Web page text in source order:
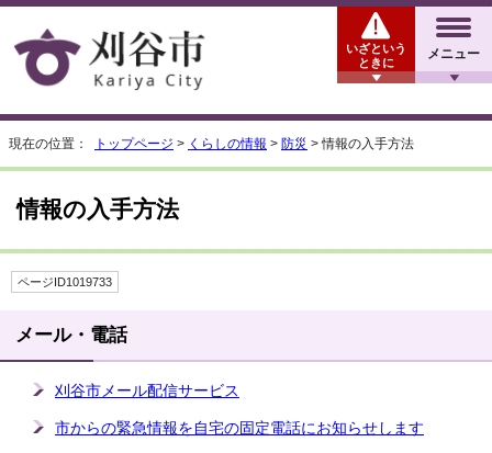
メニュー
いざという
ときに
現在の位置： トップページ > くらしの情報 > 防災 > 情報の入手方法
情報の入手方法
ページID1019733
メール・電話
刈谷市メール配信サービス
市からの緊急情報を自宅の固定電話にお知らせします